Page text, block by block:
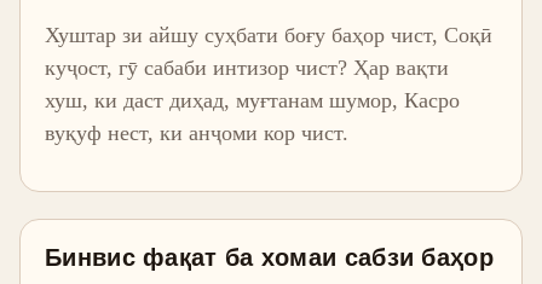
Хуштар зи айшу суҳбати боғу баҳор чист, Соқӣ
куҷост, гӯ сабаби интизор чист? Ҳар вақти
хуш, ки даст диҳад, муғтанам шумор, Касро
вуқуф нест, ки анҷоми кор чист.
Бинвис фақат ба хомаи сабзи баҳор